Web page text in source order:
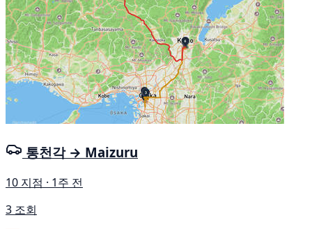
통천각 → Maizuru
10 지점 · 1주 전
3 조회